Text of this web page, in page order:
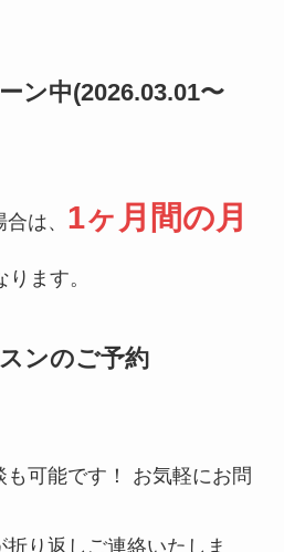
ン中(2026.03.01〜
は、 1ヶ月間の月
ります。
ンのご予約
可能です！ お気軽にお問
り返しご連絡いたしま